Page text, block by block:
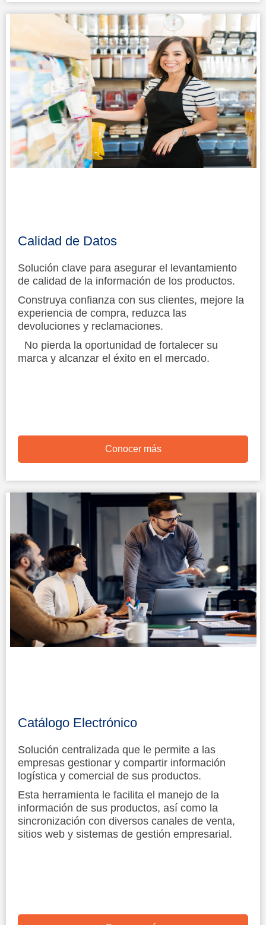
Calidad de Datos
Solución clave para asegurar el levantamiento
de calidad de la información de los productos.
Construya confianza con sus clientes, mejore la
experiencia de compra, reduzca las
devoluciones y reclamaciones.
No pierda la oportunidad de fortalecer su
marca y alcanzar el éxito en el mercado.
Conocer más
Catálogo Electrónico
Solución centralizada que le permite a las
empresas gestionar y compartir información
logística y comercial de sus productos.
Esta herramienta le facilita el manejo de la
información de sus productos, así como la
sincronización con diversos canales de venta,
sitios web y sistemas de gestión empresarial.